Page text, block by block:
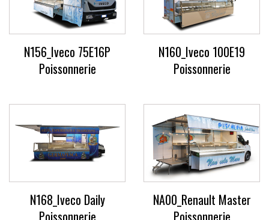
N156_Iveco 75E16P
Poissonnerie
N160_Iveco 100E19
Poissonnerie
N168_Iveco Daily
NA00_Renault Master